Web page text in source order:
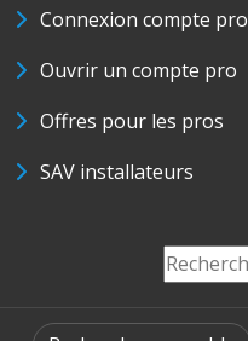
Connexion compte pro
Ouvrir un compte pro
Offres pour les pros
SAV installateurs